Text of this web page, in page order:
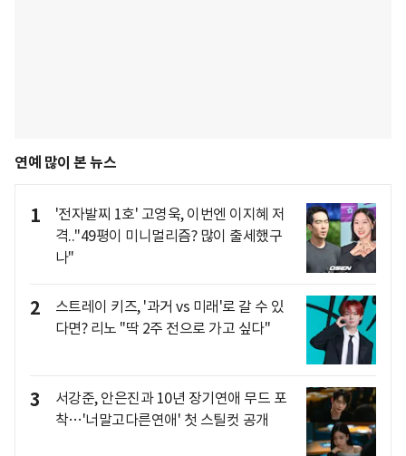
연예 많이 본 뉴스
1
'전자발찌 1호' 고영욱, 이번엔 이지혜 저
격.."49평이 미니멀리즘? 많이 출세했구
나"
2
스트레이 키즈, '과거 vs 미래'로 갈 수 있
다면? 리노 "딱 2주 전으로 가고 싶다"
3
서강준, 안은진과 10년 장기연애 무드 포
착…'너말고다른연애' 첫 스틸컷 공개